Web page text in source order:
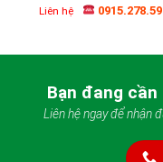
Liên hệ
Bạn đang
Liên hệ ngay để nhận